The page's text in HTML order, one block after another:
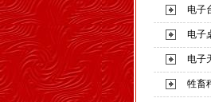
电子
电子
电子
牲畜